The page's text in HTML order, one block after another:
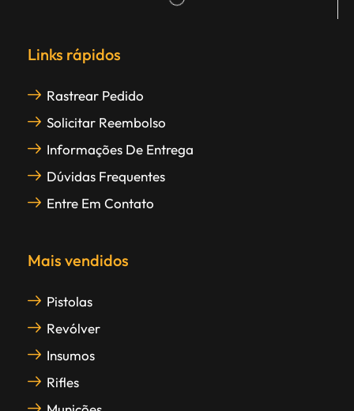
Links rápidos
Rastrear Pedido
Solicitar Reembolso
Informações De Entrega
Dúvidas Frequentes
Entre Em Contato
Mais vendidos
Pistolas
Revólver
Insumos
Rifles